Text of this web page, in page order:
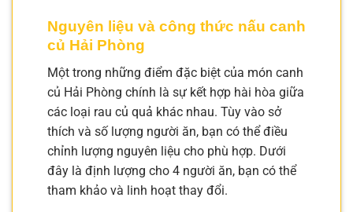
Nguyên liệu và công thức nấu canh
củ Hải Phòng
Một trong những điểm đặc biệt của món canh
củ Hải Phòng chính là sự kết hợp hài hòa giữa
các loại rau củ quả khác nhau. Tùy vào sở
thích và số lượng người ăn, bạn có thể điều
chỉnh lượng nguyên liệu cho phù hợp. Dưới
đây là định lượng cho 4 người ăn, bạn có thể
tham khảo và linh hoạt thay đổi.